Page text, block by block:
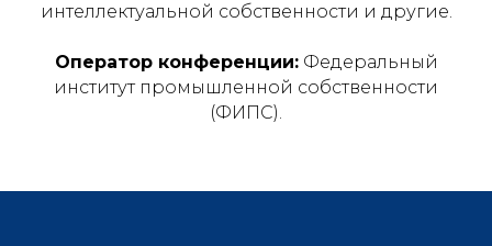
интеллектуальной собственности и другие.
Оператор конференции:Федеральный
институт промышленной собственности
(ФИПС).